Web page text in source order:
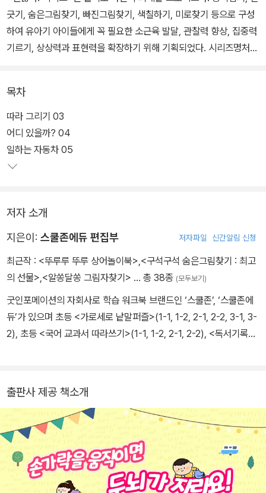
긋기, 숨은그림찾기, 빠진그림찾기, 색칠하기, 미로찾기 등으로 구성
하여 유아기 아이들에게 꼭 필요한 소근육 발달, 관찰력 향상, 집중력
기르기, 상상력과 표현력을 확장하기 위해 기획되었다. 시리즈명처럼
색칠하기가 아이의 정서와 집중력에 좋다고 컬러링북만 내밀면 아이
는 금방 질린다. 오리고, 찾고, 그리고, 접고… 다양한 활동을 할 수 있
는〈괜찮아! 시리즈〉로 엄마표 집콕놀이의 영역을 확장해보자. 처음 해
도 쉽게 따라할 수 있게 구성되어 있지만 엄마와 이야기하며 활동하
다 보면 정서적 안정감까지 더해진다. 오리고 붙이고 그리고 꾸미고
목차
따라 그리기 03
어디 있을까? 04
일하는 자동차 05
저자 소개
지은이: 스쿨존에듀 편집부 저자파일 신간알림 신청
최근작 : <뚜루루 뚜루 상어놀이북> <구석구석 숨은그림찾기 : 최고
의 선물> <알쏭달쏭 그림자찾기> … 총 38종 (모두보기)
굿인포메이션의 자회사로 학습 워크북 브랜드인 ‘스쿨존’, ‘스쿨존에
듀’가 있으며 초등 <가로세로 낱말퍼즐>(1-1, 1-2, 2-1, 2-2, 3-1, 3-
2), 초등 <국어 교과서 따라쓰기>(1-1, 1-2, 2-1, 2-2), <독서기록장
2권〉, 〈어린이를 위한 SDGs〉, <숫자로 배우는 어린이 SDGs>, 〈조
물조물 종이접기〉, <괜찮아! 시리즈 1차, 2차 - 요리조리 오려붙이기,
알록달록 색칠하기, 이리저리 선긋기, 빙글빙글 빠진그림찾기, 구석
구석 숨은그림찾기>, <블링이의 세네동 그림 그리기>, <따라쓰기 성
경 - 잠언 1, 2>, <따라쓰기 성경 - 시편 1, 2>, <스스로 급수한자>(7
급, 7급Ⅱ, 8급), <급수표 받아쓰기>(1-1, 1-2, 2-1, 2-2), <괜찮아!
출판사 제공 책소개